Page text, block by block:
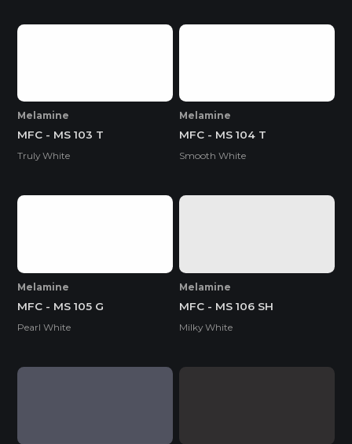
Melamine
MFC - MS 103 T
Truly White
Melamine
MFC - MS 104 T
Smooth White
Melamine
MFC - MS 105 G
Pearl White
Melamine
MFC - MS 106 SH
Milky White